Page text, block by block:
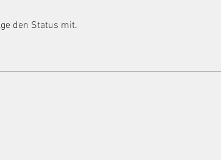
den Status mit.